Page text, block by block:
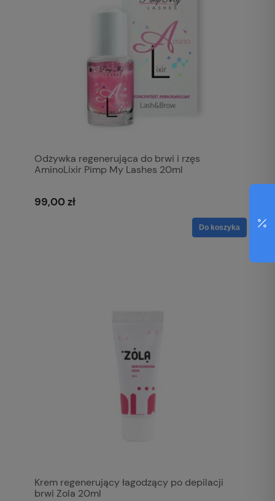
Odżywka regenerująca do brwi i rzęs
AminoLixir Pimp My Lashes 20ml
99,00 zł
Do koszyka
Krem regenerujący łagodzący po depilacji
brwi Zola 20ml